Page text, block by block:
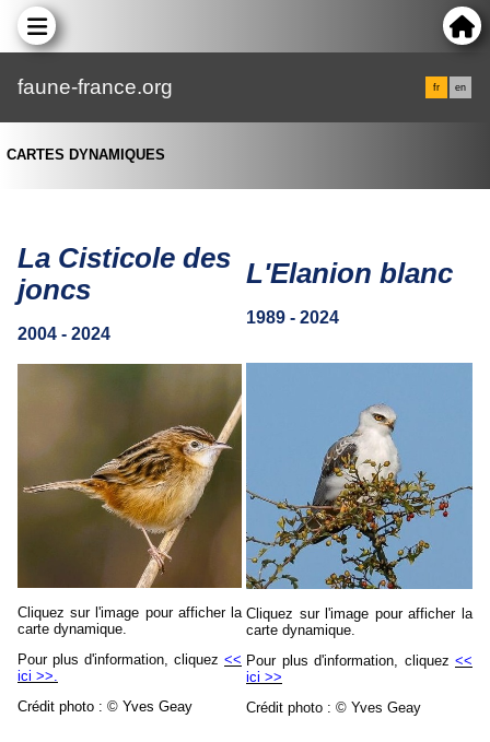
faune-france.org fr en
CARTES DYNAMIQUES
La Cisticole des
joncs
2004 - 2024
L'Elanion blanc
1989 - 2024
Cliquez sur l'image pour afficher la
carte dynamique.
Pour plus d'information, cliquez <<
ici >>.
Crédit photo : © Yves Geay
Cliquez sur l'image pour afficher la
carte dynamique.
Pour plus d'information, cliquez <<
ici >>
Crédit photo : © Yves Geay